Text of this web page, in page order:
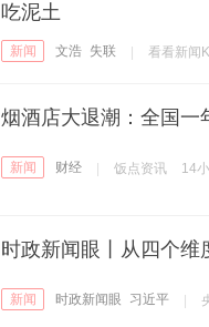
吃泥土
新闻 文浩 失联 看看新闻
烟酒店大退潮：全国一
新闻 财经 饭点资讯 14
时政新闻眼丨从四个维
新闻 时政新闻眼 习近平